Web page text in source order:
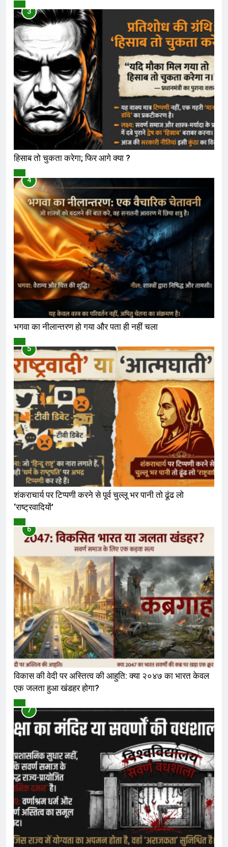
3
हिसाब तो चुकता करेगा; फिर आगे क्या ?
4
भगवा का नीलान्तरण हो गया और पता ही नहीं चला
5
शंकराचार्य पर टिप्पणी करने से पूर्व चुल्लू भर पानी तो ढूंढ लो
‘राष्ट्रवादियों’
6
विकास की वेदी पर अस्तित्व की आहुति: क्या २०४७ का भारत केवल
एक जलता हुआ खंडहर होगा?
7